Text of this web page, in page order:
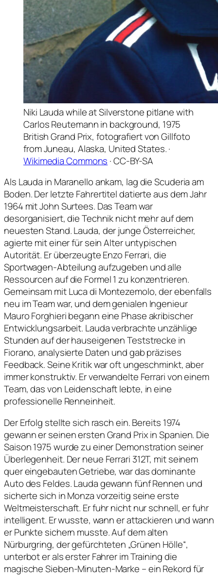
Niki Lauda while at Silverstone pitlane with
Carlos Reutemann in background, 1975
British Grand Prix, fotografiert von Gillfoto
from Juneau, Alaska, United States. ·
Wikimedia Commons · CC-BY-SA
Als Lauda in Maranello ankam, lag die Scuderia am
Boden. Der letzte Fahrertitel datierte aus dem Jahr
1964 mit John Surtees. Das Team war
desorganisiert, die Technik nicht mehr auf dem
neuesten Stand. Lauda, der junge Österreicher,
agierte mit einer für sein Alter untypischen
Autorität. Er überzeugte Enzo Ferrari, die
Sportwagen-Abteilung aufzugeben und alle
Ressourcen auf die Formel 1 zu konzentrieren.
Gemeinsam mit Luca di Montezemolo, der ebenfalls
neu im Team war, und dem genialen Ingenieur
Mauro Forghieri begann eine Phase akribischer
Entwicklungsarbeit. Lauda verbrachte unzählige
Stunden auf der hauseigenen Teststrecke in
Fiorano, analysierte Daten und gab präzises
Feedback. Seine Kritik war oft ungeschminkt, aber
immer konstruktiv. Er verwandelte Ferrari von einem
Team, das von Leidenschaft lebte, in eine
professionelle Renneinheit.
Der Erfolg stellte sich rasch ein. Bereits 1974
gewann er seinen ersten Grand Prix in Spanien. Die
Saison 1975 wurde zu einer Demonstration seiner
Überlegenheit. Der neue Ferrari 312T, mit seinem
quer eingebauten Getriebe, war das dominante
Auto des Feldes. Lauda gewann fünf Rennen und
sicherte sich in Monza vorzeitig seine erste
Weltmeisterschaft. Er fuhr nicht nur schnell, er fuhr
intelligent. Er wusste, wann er attackieren und wann
er Punkte sichern musste. Auf dem alten
Nürburgring, der gefürchteten „Grünen Hölle“,
unterbot er als erster Fahrer im Training die
magische Sieben-Minuten-Marke – ein Rekord für